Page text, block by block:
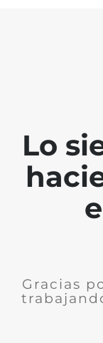
Lo
Gracias